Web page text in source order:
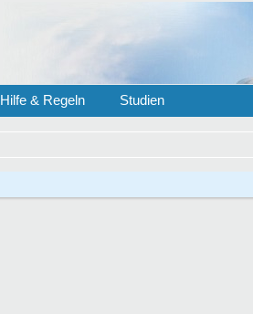
Hilfe & Regeln Studien